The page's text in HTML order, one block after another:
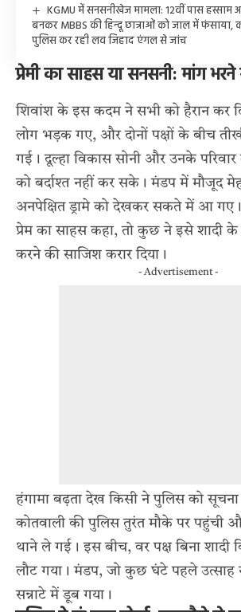
KGMU में सनसनीखेज मामला: 12वीं पास हस्साम
बनकर MBBS की हिन्दू छात्राओं को जाल में
पुलिस कर रही लव जिहाद एंगल से जांच
प्रेमी का साहस या सनसनी: मांग
शिवांश के इस कदम ने सभी को हैरान कर
लोग भड़क गए, और दोनों पक्षों के बीच
गई। दूल्हा विकास सोनी और उनके
को बर्दाश्त नहीं कर सके। मंडप में मौजूद
अनपेक्षित ड्रामे को देखकर सकते में आ
प्रेम का साहस कहा, तो कुछ ने इसे शादी के
करने की साजिश करार दिया।
- Advertisement -
हंगामा बढ़ता देख किसी ने पुलिस को सूचना
कोतवाली की पुलिस तुरंत मौके पर पहुंची
थाने ले गई। इस बीच, वर पक्ष बिना शादी
लौट गया। मंडप, जो कुछ घंटे पहले उत्साह
सन्नाटे में डूब गया।